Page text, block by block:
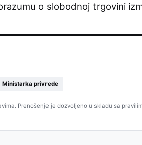
o slobodnoj trgovini
Ministarka privrede
Prenošenje je dozvoljeno u skladu sa